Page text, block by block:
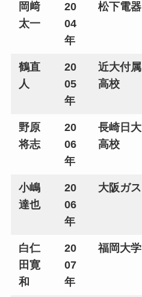
岡﨑
太一
20
04
年
松下電器
鶴直
人
20
05
年
近大付属
高校
野原
将志
20
06
年
長崎日大
高校
小嶋
達也
20
06
年
大阪ガス
白仁
田寛
和
20
07
年
福岡大学